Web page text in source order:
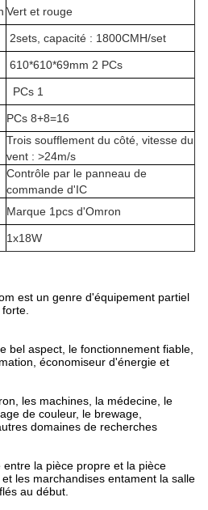
Vert et rouge
2sets, capacité : 1800CMH/set
610*610*69mm 2 PCs
PCs 1
PCs 8+8=16
Trois soufflement du côté, vitesse du
vent : >24m/s
Contrôle par le panneau de
commande d'IC
Marque 1pcs d'Omron
1x18W
est un genre d'équipement partiel
bel aspect, le fonctionnement fiable,
économiseur d'énergie et
les machines, la médecine, le
de couleur, le brewage,
domaines de recherches
la pièce propre et la pièce
les marchandises entament la salle
au début.